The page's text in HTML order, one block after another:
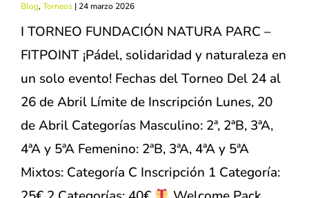
Blog, Torneos |24 marzo 2026
I TORNEO FUNDACIÓN NATURA PARC –
FITPOINT ¡Pádel, solidaridad y naturaleza en
un solo evento! Fechas del Torneo Del 24 al
26 de Abril Límite de Inscripción Lunes, 20
de Abril Categorías Masculino: 2ª, 2ªB, 3ªA,
4ªA y 5ªA Femenino: 2ªB, 3ªA, 4ªA y 5ªA
Mixtos: Categoría C Inscripción 1 Categoría: